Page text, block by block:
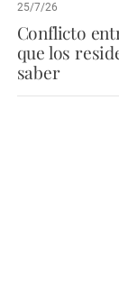
25/7/26
Conflicto
que los
saber